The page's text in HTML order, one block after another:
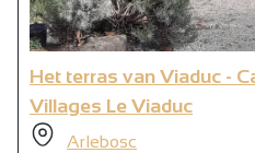
Verhuur materiaal
Dieren toegelaten in de
Verhuur mobilhome
Verhuur chalet
Het terras van Viaduc -
Villages Le Viaduc
Arlebosc